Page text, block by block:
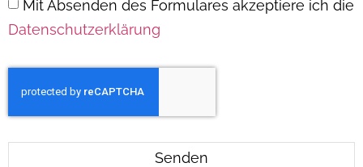
Mit Absenden des Formulares akzeptiere ich die
Datenschutzerklärung
Senden